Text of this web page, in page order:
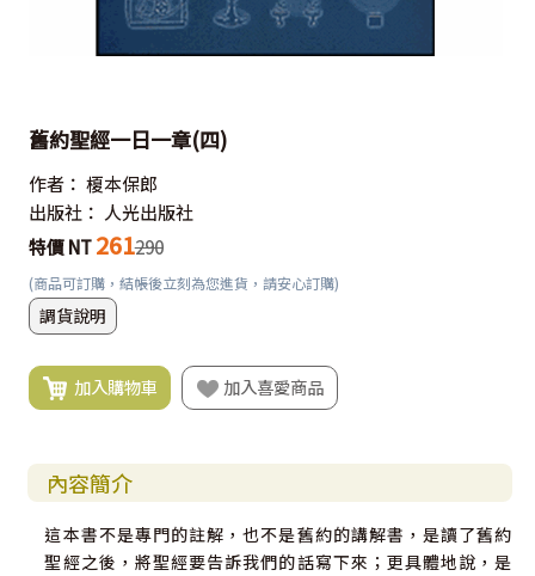
舊約聖經一日一章(四)
作者： 榎本保郎
出版社： 人光出版社
特價 NT 261290
(商品可訂購，結帳後立刻為您進貨，請安心訂購)
調貨說明
加入購物車 加入喜愛商品
內容簡介
這本書不是專門的註解，也不是舊約的講解書，是讀了舊約
聖經之後，將聖經要告訴我們的話寫下來；更具體地說，是